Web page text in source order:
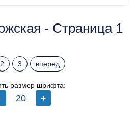
- Страница 1
2 3 вперед
размер шрифта: